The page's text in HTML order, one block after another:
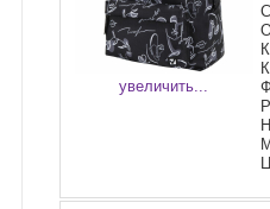
увеличить...